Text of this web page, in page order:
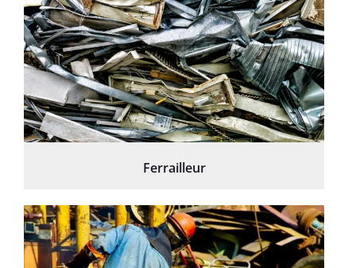
Ferrailleur